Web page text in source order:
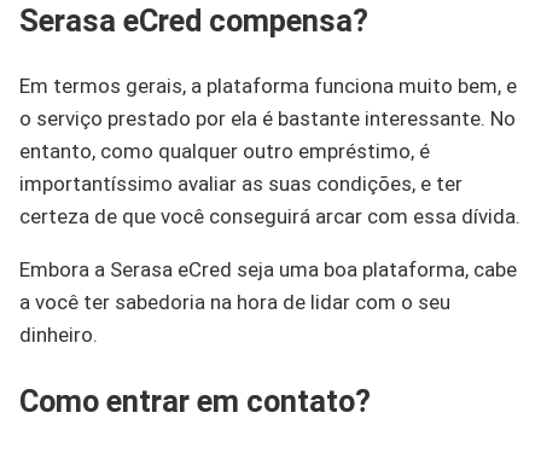
Serasa eCred compensa?
Em termos gerais, a plataforma funciona muito bem, e
o serviço prestado por ela é bastante interessante. No
entanto, como qualquer outro empréstimo, é
importantíssimo avaliar as suas condições, e ter
certeza de que você conseguirá arcar com essa dívida.
Embora a Serasa eCred seja uma boa plataforma, cabe
a você ter sabedoria na hora de lidar com o seu
dinheiro.
Como entrar em contato?